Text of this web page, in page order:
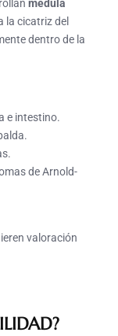
médula
la cicatriz del
dentro de la
e intestino.
de Arnold-
valoración